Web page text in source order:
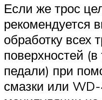
Если же трос
рекомендуется
обработку всех
поверхностей
педали) при
смазки или